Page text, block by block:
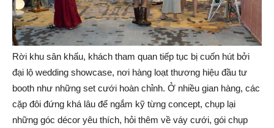
Rời khu sân khấu, khách tham quan tiếp tục bị cuốn hút bởi
đại lộ wedding showcase, nơi hàng loạt thương hiệu đầu tư
booth như những set cưới hoàn chỉnh. Ở nhiều gian hàng, các
cặp đôi đứng khá lâu để ngắm kỹ từng concept, chụp lại
những góc décor yêu thích, hỏi thêm về váy cưới, gói chụp